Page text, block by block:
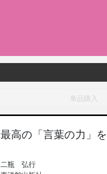
単品購入
最高の「言葉の力」
二瓶 弘行